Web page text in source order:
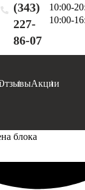
(343)
227-
86-07
10:00-
10:00-
Акции
блока